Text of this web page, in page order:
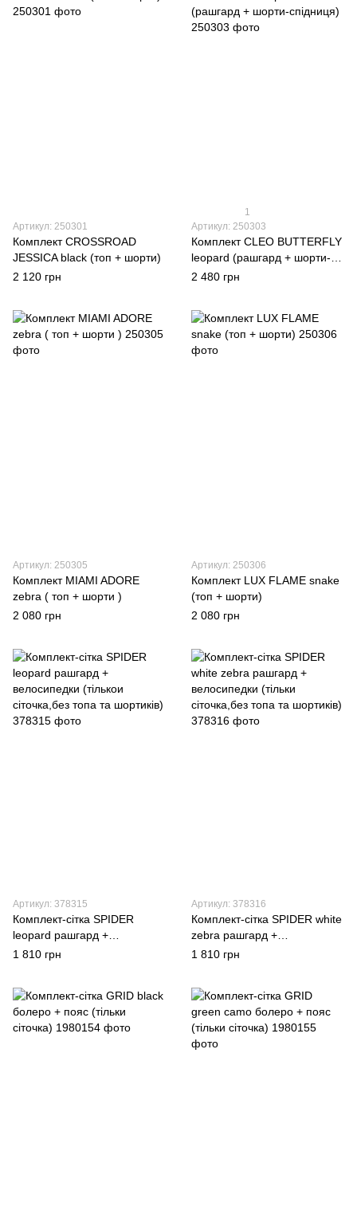
Артикул: 250301
Комплект CROSSROAD
JESSICA black (топ + шорти)
2 120 грн
1
Артикул: 250303
Комплект CLEO BUTTERFLY
leopard (рашгард + шорти-
спідниця)
2 480 грн
Артикул: 250305
Комплект MIAMI ADORE
zebra ( топ + шорти )
2 080 грн
Артикул: 250306
Комплект LUX FLAME snake
(топ + шорти)
2 080 грн
Артикул: 378315
Комплект-сітка SPIDER
leopard рашгард +
велосипедки (тількои
1 810 грн
Артикул: 378316
Комплект-сітка SPIDER white
zebra рашгард +
велосипедки (тільки
1 810 грн